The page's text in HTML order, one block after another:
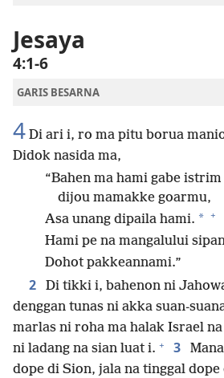
Jesaya
4:1-6
GARIS BESARNA
4 Di ari i, ro ma pitu borua
Didok nasida ma,
“Bahen ma hami gabe
dijou mamakke goarmu,
Asa unang dipaila hami. * +
Hami pe na mangalului
Dohot pakkeannami.”
2
Di tikki i, bahenon ni
denggan tunas ni akka suan-
marlas ni roha ma halak Israel
ni ladang na sian luat i. + 3
dope di Sion, jala na tinggal